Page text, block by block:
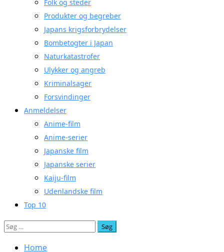
Folk og steder
Produkter og begreber
Japans krigsforbrydelser
Bombetogter i Japan
Naturkatastrofer
Ulykker og angreb
Kriminalsager
Forsvindinger
Anmeldelser
Anime-film
Anime-serier
Japanske film
Japanske serier
Kaiju-film
Udenlandske film
Top 10
Søg
Home